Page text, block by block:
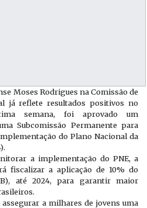
Moses Rodrigues na Comissão de
já reflete resultados positivos no
semana, foi aprovado um
Subcomissão Permanente para
do Plano Nacional da
a implementação do PNE, a
fiscalizar a aplicação de 10% do
até 2024, para garantir maior
a milhares de jovens uma